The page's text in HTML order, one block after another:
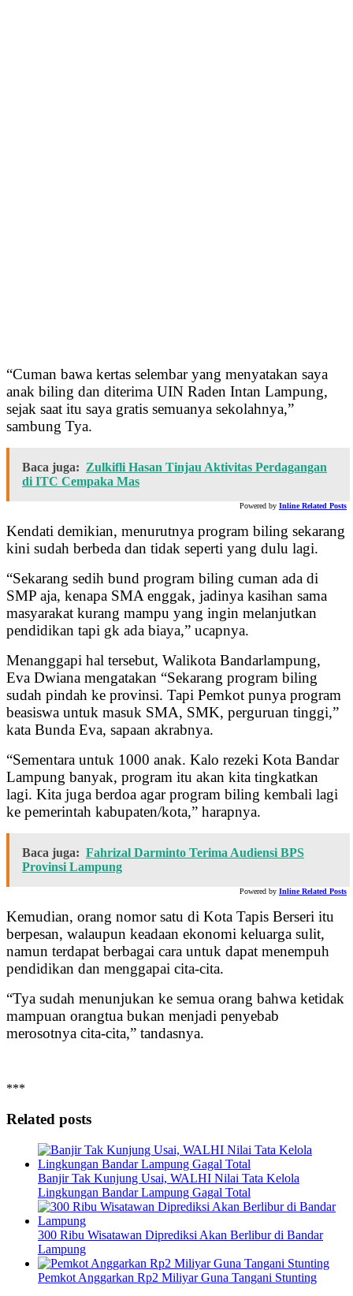
“Cuman bawa kertas selembar yang menyatakan saya
anak biling dan diterima UIN Raden Intan Lampung,
sejak saat itu saya gratis semuanya sekolahnya,”
sambung Tya.
Baca juga: Zulkifli Hasan Tinjau Aktivitas Perdagangan
di ITC Cempaka Mas
Powered by Inline Related Posts
Kendati demikian, menurutnya program biling sekarang
kini sudah berbeda dan tidak seperti yang dulu lagi.
“Sekarang sedih bund program biling cuman ada di
SMP aja, kenapa SMA enggak, jadinya kasihan sama
masyarakat kurang mampu yang ingin melanjutkan
pendidikan tapi gk ada biaya,” ucapnya.
Menanggapi hal tersebut, Walikota Bandarlampung,
Eva Dwiana mengatakan “Sekarang program biling
sudah pindah ke provinsi. Tapi Pemkot punya program
beasiswa untuk masuk SMA, SMK, perguruan tinggi,”
kata Bunda Eva, sapaan akrabnya.
“Sementara untuk 1000 anak. Kalo rezeki Kota Bandar
Lampung banyak, program itu akan kita tingkatkan
lagi. Kita juga berdoa agar program biling kembali lagi
ke pemerintah kabupaten/kota,” harapnya.
Baca juga: Fahrizal Darminto Terima Audiensi BPS
Provinsi Lampung
Powered by Inline Related Posts
Kemudian, orang nomor satu di Kota Tapis Berseri itu
berpesan, walaupun keadaan ekonomi keluarga sulit,
namun terdapat berbagai cara untuk dapat menempuh
pendidikan dan menggapai cita-cita.
“Tya sudah menunjukan ke semua orang bahwa ketidak
mampuan orangtua bukan menjadi penyebab
merosotnya cita-cita,” tandasnya.
***
Related posts
Banjir Tak Kunjung Usai, WALHI Nilai Tata Kelola
Lingkungan Bandar Lampung Gagal Total
300 Ribu Wisatawan Diprediksi Akan Berlibur di Bandar
Lampung
Pemkot Anggarkan Rp2 Miliyar Guna Tangani Stunting